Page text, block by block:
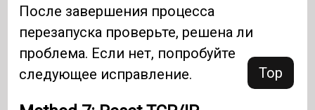
Top
После завершения процесса
перезапуска проверьте, решена ли
проблема. Если нет, попробуйте
следующее исправление.